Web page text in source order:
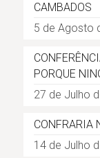
CAMBADOS
5 de Agosto
PORQUE
27 de Julho
CONFRARIA
14 de Julho